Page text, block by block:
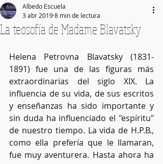
La teosofía de Madame Blavatsky
Albedo Escuela
3 abr 20198 min de lectura
Helena Petrovna Blavatsky (1831-
1891) fue una de las figuras más
extraordinarias del siglo XIX. La
influencia de su vida, de sus escritos
y enseñanzas ha sido importante y
sin duda ha influenciado el "espíritu"
de nuestro tiempo. La vida de H.P.B.,
como ella prefería que le llamaran,
fue muy aventurera. Hasta ahora ha